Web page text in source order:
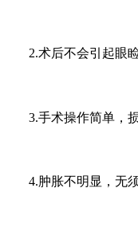
2.术后不会引起眼睑
3.手术操作简单，损
4.肿胀不明显，无须